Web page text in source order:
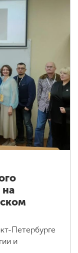
на
Петербурге
и